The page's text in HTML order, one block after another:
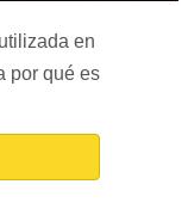
en
por qué es